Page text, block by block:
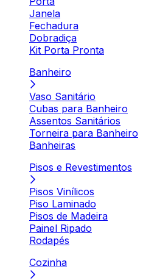
Janela
Fechadura
Dobradiça
Kit Porta Pronta
Banheiro
Vaso Sanitário
Cubas para Banheiro
Assentos Sanitários
Torneira para Banheiro
Banheiras
Pisos e Revestimentos
Pisos Vinílicos
Piso Laminado
Pisos de Madeira
Painel Ripado
Rodapés
Cozinha